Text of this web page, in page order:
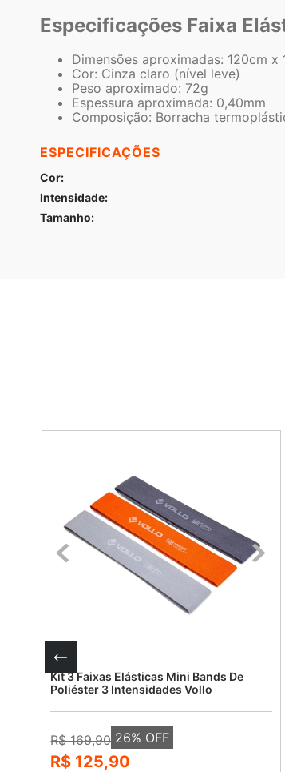
Especificações Faixa
Dimensões aproximadas: 120cm x
Cor: Cinza claro (nível leve)
Peso aproximado: 72g
Espessura aproximada: 0,40mm
Composição: Borracha
ESPECIFICAÇÕES
Cor
Intensidade
Tamanho
Kit 3 Faixas Elásticas Mini Bands De
Poliéster 3 Intensidades Vollo
R$ 169,90 26% OFF
R$ 125,90